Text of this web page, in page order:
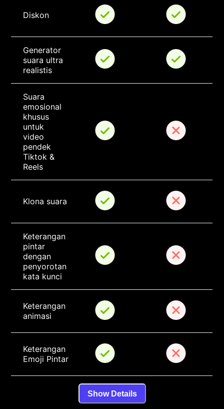
Diskon
Generator
suara ultra
realistis
Suara
emosional
khusus
untuk
video
pendek
Tiktok &
Reels
Klona suara
Keterangan
pintar
dengan
penyorotan
kata kunci
Keterangan
animasi
Keterangan
Emoji Pintar
Show Details